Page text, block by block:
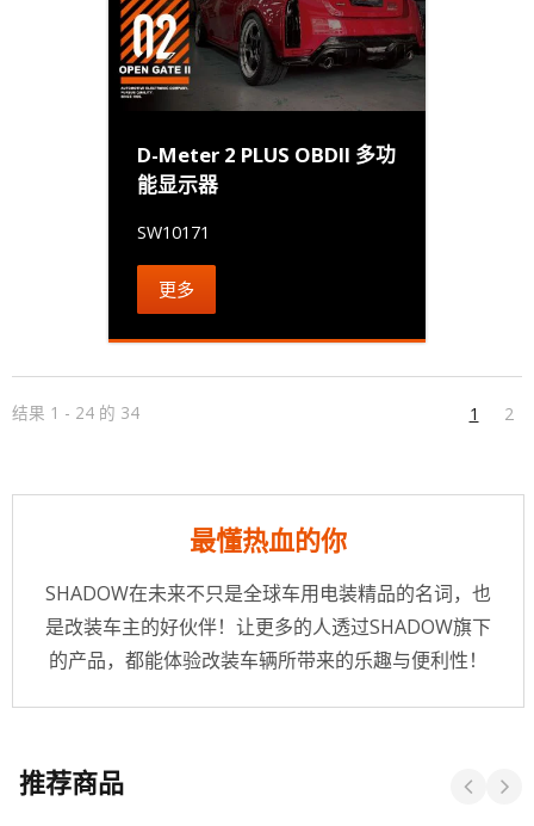
D-Meter 2 PLUS OBDII 多功
能显示器
SW10171
更多
结果 1 - 24 的 34 1 2
最懂热血的你
SHADOW在未来不只是全球车用电装精品的名词，也
是改装车主的好伙伴！让更多的人透过SHADOW旗下
的产品，都能体验改装车辆所带来的乐趣与便利性！
推荐商品